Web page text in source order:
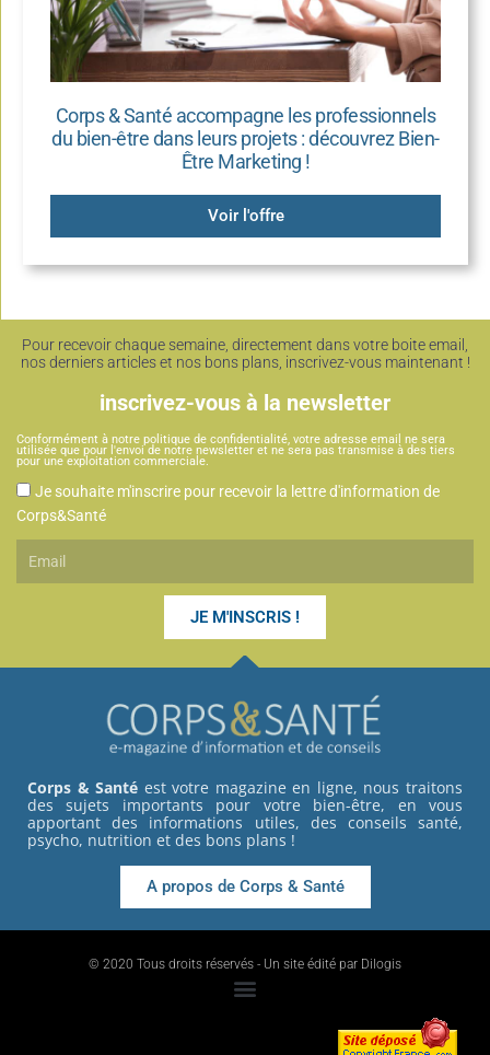
Corps & Santé accompagne les professionnels
du bien-être dans leurs projets : découvrez Bien-
Être Marketing !
Voir l'offre
inscrivez-vous à la newsletter
Conformément à notre politique de confidentialité, votre adresse email ne sera
utilisée que pour l'envoi de notre newsletter et ne sera pas transmise à des tiers
pour une exploitation commerciale.
CGUJe souhaite m'inscrire pour recevoir la lettre d'information de
Corps&Santé
JE M'INSCRIS !
Pour recevoir chaque semaine, directement dans votre boite email,
nos derniers articles et nos bons plans, inscrivez-vous maintenant !
Corps & Santé est votre magazine en ligne, nous traitons
des sujets importants pour votre bien-être, en vous
apportant des informations utiles, des conseils santé,
psycho, nutrition et des bons plans !
A propos de Corps & Santé
© 2020 Tous droits réservés - Un site édité par Dilogis